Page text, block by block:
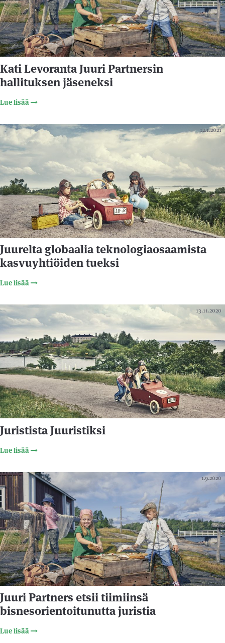
Kati Levoranta Juuri Partnersin
hallituksen jäseneksi
Lue lisää
12.1.2021
Juurelta globaalia teknologiaosaamista
kasvuyhtiöiden tueksi
Lue lisää
13.11.2020
Juristista Juuristiksi
Lue lisää
1.9.2020
Juuri Partners etsii tiimiinsä
bisnesorientoitunutta juristia
Lue lisää